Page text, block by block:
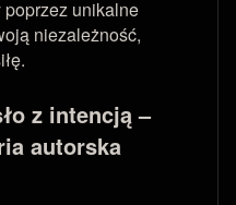
poprzez unikalne
niezależność,
z intencją –
autorska